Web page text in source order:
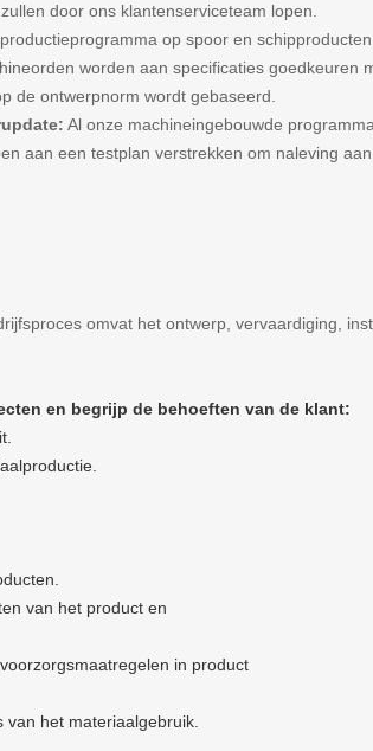
door ons klantenserviceteam lopen.
op spoor en
worden aan specificaties goedkeuren
de ontwerpnorm wordt gebaseerd.
Al onze machineingebouwde
aan een testplan verstrekken om naleving
omvat het ontwerp, vervaardiging,
en begrijp de behoeften van de klant:
van het product en
in product
het materiaalgebruik.